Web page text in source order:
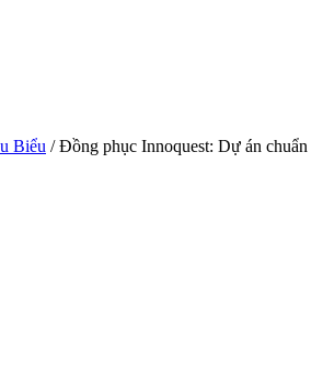
Biểu / Đồng phục Innoquest: Dự án chuẩn